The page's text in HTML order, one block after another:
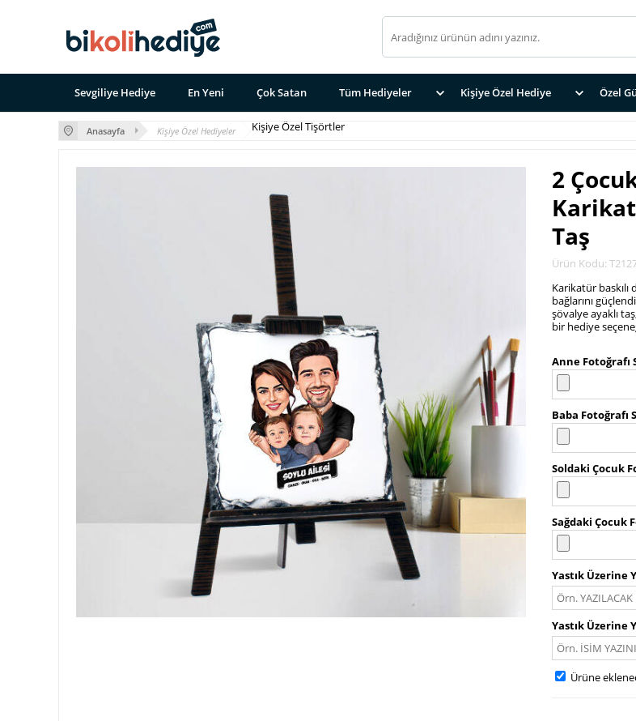
Sevgiliye Hediye En Yeni Çok Satan Tüm Hediyeler Kişiye Özel Hediye Özel
Anasayfa Kişiye Özel Hediyeler Kişiye Özel Tişörtler
2
Taş
Ürün Kodu:
Karikatür
bağlarını
şövalye ayaklı
bir hediye
Anne Fotoğrafı
Baba Fotoğrafı
Soldaki Çocuk
Sağdaki Çocuk
Yastık Üzerine
Yastık Üzerine
Ürüne